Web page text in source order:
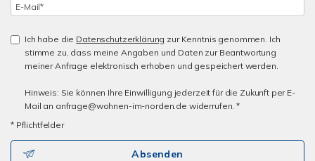
Ich habe die Datenschutzerklärung zur Kenntnis genommen. Ich
stimme zu, dass meine Angaben und Daten zur Beantwortung
meiner Anfrage elektronisch erhoben und gespeichert werden.
Hinweis: Sie können Ihre Einwilligung jederzeit für die Zukunft per E-
Mail an anfrage@wohnen-im-norden.de widerrufen. *
* Pflichtfelder
Absenden